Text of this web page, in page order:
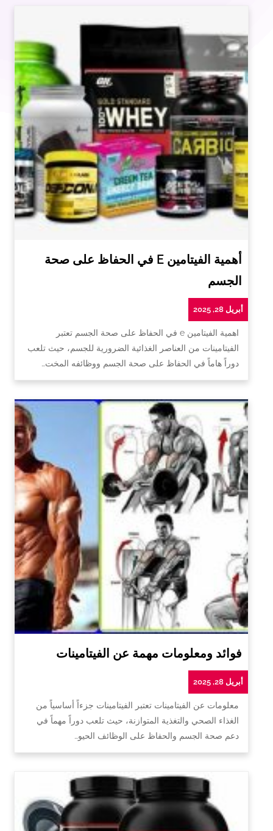
أهمية الفيتامين E في الحفاظ على صحة
الجسم
أبريل 28, 2025
اهمية الفيتامين e في الحفاظ على صحة الجسم تعتبر
الفيتامينات من العناصر الغذائية الضرورية للجسم، حيث تلعب
دوراً هاماً في الحفاظ على صحة الجسم ووظائفه المخت…
فوائد ومعلومات مهمة عن الفيتامينات
أبريل 28, 2025
معلومات عن الفيتامينات تعتبر الفيتامينات جزءاً أساسياً من
الغذاء الصحي والتغذية المتوازنة، حيث تلعب دوراً مهماً في
دعم صحة الجسم والحفاظ على الوظائف الحيو…